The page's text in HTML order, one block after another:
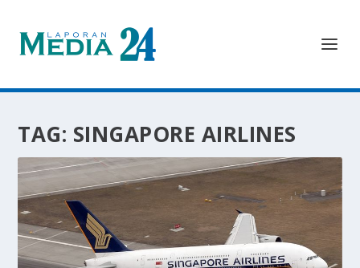
TAG: SINGAPORE AIRLINES